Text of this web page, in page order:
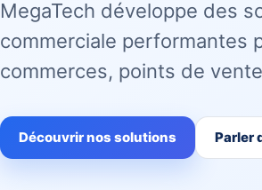
MegaTech développe des
commerciale performantes
commerces, points de
Découvrir nos solutions Parler